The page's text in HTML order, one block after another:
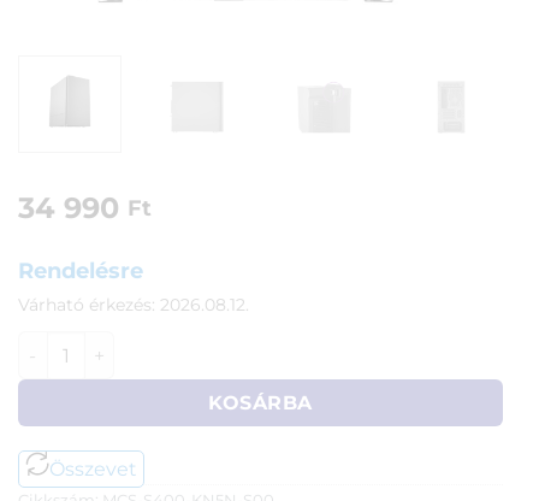
34 990 Ft
Rendelésre
Várható érkezés: 2026.08.12.
KOSÁRBA
Összevet